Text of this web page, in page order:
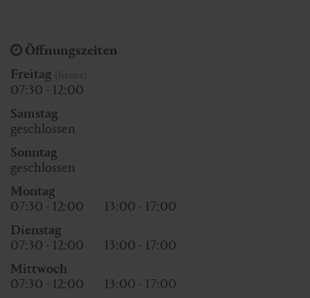
Öffnungszeiten
Freitag
07:30 - 12:00
Samstag
geschlossen
Sonntag
geschlossen
Montag
07:30 - 12:00
13:00 - 17:00
Dienstag
07:30 - 12:00
13:00 - 17:00
Mittwoch
07:30 - 12:00
13:00 - 17:00